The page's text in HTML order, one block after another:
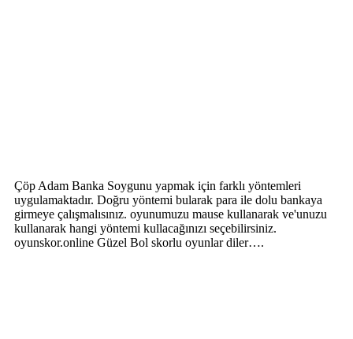
Çöp Adam Banka Soygunu yapmak için farklı yöntemleri
uygulamaktadır. Doğru yöntemi bularak para ile dolu bankaya
girmeye çalışmalısınız. oyunumuzu mause kullanarak ve'unuzu
kullanarak hangi yöntemi kullacağınızı seçebilirsiniz.
oyunskor.online Güzel Bol skorlu oyunlar diler….